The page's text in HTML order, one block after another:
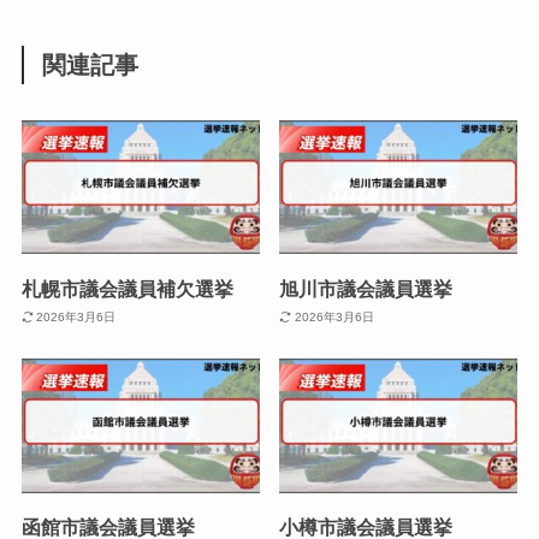
関連記事
札幌市議会議員補欠選挙
2026年3月6日
旭川市議会議員選挙
2026年3月6日
函館市議会議員選挙 小樽市議会議員選挙